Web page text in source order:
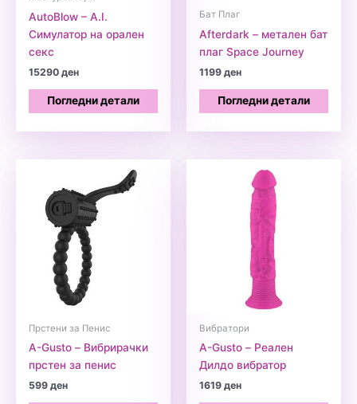
AutoBlow – A.I.
Симулатор на орален
секс
15290ден
Погледни детали
Бат Плаг
Afterdark – метален бат
плаг Space Journey
1199ден
Погледни детали
Прстени за Пенис
A-Gusto – Вибрирачки
прстен за пенис
599ден
Вибратори
A-Gusto – Реален
Дилдо вибратор
1619ден